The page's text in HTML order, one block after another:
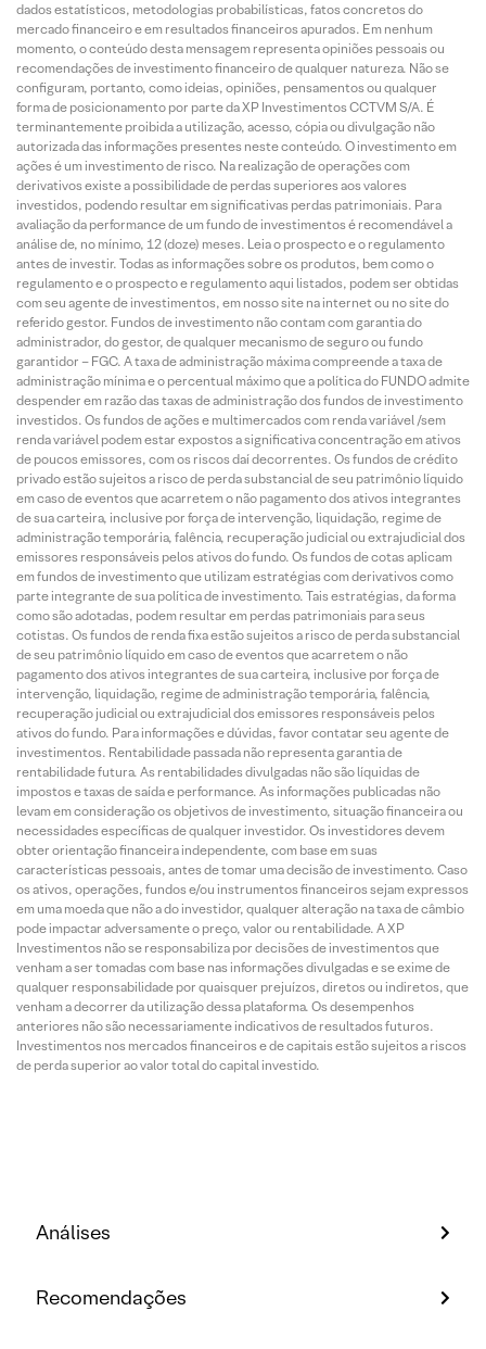
dados estatísticos, metodologias probabilísticas, fatos concretos do
mercado financeiro e em resultados financeiros apurados. Em nenhum
momento, o conteúdo desta mensagem representa opiniões pessoais ou
recomendações de investimento financeiro de qualquer natureza. Não se
configuram, portanto, como ideias, opiniões, pensamentos ou qualquer
forma de posicionamento por parte da XP Investimentos CCTVM S/A. É
terminantemente proibida a utilização, acesso, cópia ou divulgação não
autorizada das informações presentes neste conteúdo. O investimento em
ações é um investimento de risco. Na realização de operações com
derivativos existe a possibilidade de perdas superiores aos valores
investidos, podendo resultar em significativas perdas patrimoniais. Para
avaliação da performance de um fundo de investimentos é recomendável a
análise de, no mínimo, 12 (doze) meses. Leia o prospecto e o regulamento
antes de investir. Todas as informações sobre os produtos, bem como o
regulamento e o prospecto e regulamento aqui listados, podem ser obtidas
com seu agente de investimentos, em nosso site na internet ou no site do
referido gestor. Fundos de investimento não contam com garantia do
administrador, do gestor, de qualquer mecanismo de seguro ou fundo
garantidor – FGC. A taxa de administração máxima compreende a taxa de
administração mínima e o percentual máximo que a política do FUNDO admite
despender em razão das taxas de administração dos fundos de investimento
investidos. Os fundos de ações e multimercados com renda variável /sem
renda variável podem estar expostos a significativa concentração em ativos
de poucos emissores, com os riscos daí decorrentes. Os fundos de crédito
privado estão sujeitos a risco de perda substancial de seu patrimônio líquido
em caso de eventos que acarretem o não pagamento dos ativos integrantes
de sua carteira, inclusive por força de intervenção, liquidação, regime de
administração temporária, falência, recuperação judicial ou extrajudicial dos
emissores responsáveis pelos ativos do fundo. Os fundos de cotas aplicam
em fundos de investimento que utilizam estratégias com derivativos como
parte integrante de sua política de investimento. Tais estratégias, da forma
como são adotadas, podem resultar em perdas patrimoniais para seus
cotistas. Os fundos de renda fixa estão sujeitos a risco de perda substancial
de seu patrimônio líquido em caso de eventos que acarretem o não
pagamento dos ativos integrantes de sua carteira, inclusive por força de
intervenção, liquidação, regime de administração temporária, falência,
recuperação judicial ou extrajudicial dos emissores responsáveis pelos
ativos do fundo. Para informações e dúvidas, favor contatar seu agente de
investimentos. Rentabilidade passada não representa garantia de
rentabilidade futura. As rentabilidades divulgadas não são líquidas de
impostos e taxas de saída e performance. As informações publicadas não
levam em consideração os objetivos de investimento, situação financeira ou
necessidades específicas de qualquer investidor. Os investidores devem
obter orientação financeira independente, com base em suas
características pessoais, antes de tomar uma decisão de investimento. Caso
os ativos, operações, fundos e/ou instrumentos financeiros sejam expressos
em uma moeda que não a do investidor, qualquer alteração na taxa de câmbio
pode impactar adversamente o preço, valor ou rentabilidade. A XP
Investimentos não se responsabiliza por decisões de investimentos que
venham a ser tomadas com base nas informações divulgadas e se exime de
qualquer responsabilidade por quaisquer prejuízos, diretos ou indiretos, que
venham a decorrer da utilização dessa plataforma. Os desempenhos
anteriores não são necessariamente indicativos de resultados futuros.
Investimentos nos mercados financeiros e de capitais estão sujeitos a riscos
de perda superior ao valor total do capital investido.
Análises
Recomendações